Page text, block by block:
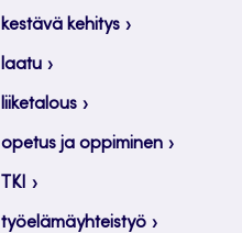
kestävä kehitys
laatu
liiketalous
opetus ja oppiminen
TKI
työelämäyhteistyö